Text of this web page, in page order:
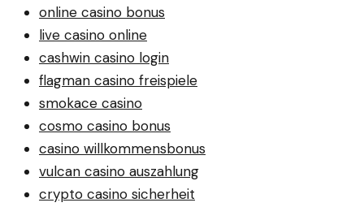
online casino bonus
live casino online
cashwin casino login
flagman casino freispiele
smokace casino
cosmo casino bonus
casino willkommensbonus
vulcan casino auszahlung
crypto casino sicherheit